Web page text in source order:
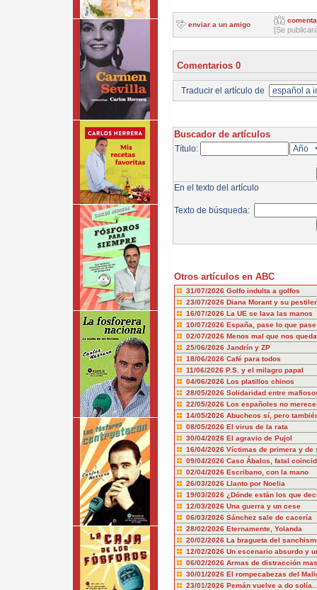
enviar a un amigo
[Se
Comentarios 0
Traducir el artículo de
Buscador de artículos
Título:
En el texto del artículo
Texto de búsqueda:
Otros artículos en ABC
31/07/2026 Golfo indulta a golfos
23/07/2026 Diana Morant y su
16/07/2026 La UE se lava las manos
10/07/2026 España, pase lo que pase
02/07/2026 Menos mal que nos
25/06/2026 Jandrín y ZP
18/06/2026 Café para todos
11/06/2026 P.S. y el milagro papal
04/06/2026 Los platillos chinos
28/05/2026 Solidaridad entre
22/05/2026 Los españoles no
14/05/2026 Abucheos sí, pero
08/05/2026 El virus de la rata
30/04/2026 El agravio de Pujol
16/04/2026 Víctimas de primera y de
09/04/2026 Caso Ábalos, fatal
02/04/2026 Escribano, con la mano
26/03/2026 Llanto por Noelia
19/03/2026 ¿Dónde están los que
12/03/2026 Una guerra y un cese
06/03/2026 Sánchez sale de cacería
28/02/2026 Eternamente, Yolanda
20/02/2026 La bragueta del
12/02/2026 Un escenario absurdo y
06/02/2026 Armas de distracción
30/01/2026 El rompecabezas del
23/01/2026 Pemán vuelve a do